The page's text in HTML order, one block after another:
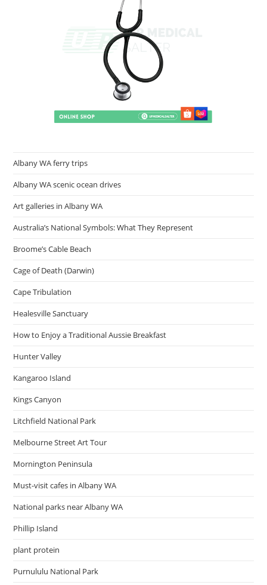
Albany WA ferry trips
Albany WA scenic ocean drives
Art galleries in Albany WA
Australia’s National Symbols: What They Represent
Broome’s Cable Beach
Cage of Death (Darwin)
Cape Tribulation
Healesville Sanctuary
How to Enjoy a Traditional Aussie Breakfast
Hunter Valley
Kangaroo Island
Kings Canyon
Litchfield National Park
Melbourne Street Art Tour
Mornington Peninsula
Must-visit cafes in Albany WA
National parks near Albany WA
Phillip Island
plant protein
Purnululu National Park